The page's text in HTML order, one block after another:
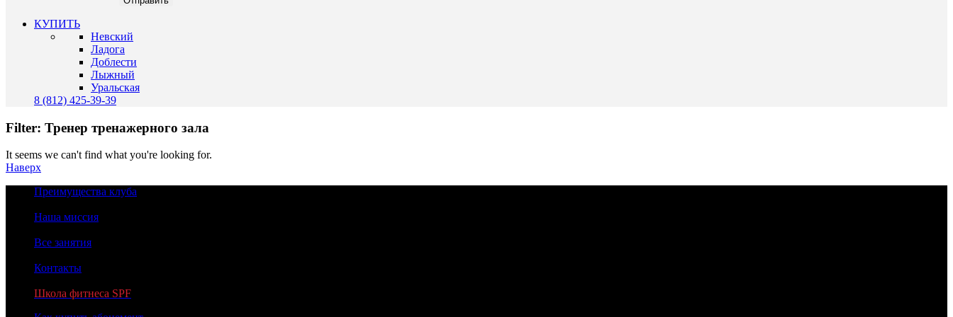
КУПИТЬ
Невский
Ладога
Доблести
Лыжный
Уральская
8 (812) 425-39-39
Filter: Тренер тренажерного зала
It seems we can't find what you're looking for.
Наверх
Преимущества клуба
Наша миссия
Все занятия
Контакты
Школа фитнеса SPF